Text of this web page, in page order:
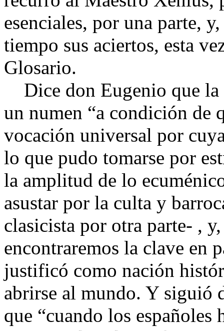
esenciales, por una parte,
tiempo sus aciertos, esta
Glosario.
Dice don Eugenio que la
un numen “a condición de
vocación universal por
lo que pudo tomarse por
la amplitud de lo
asustar por la culta y
clasicista por otra parte- ,
encontraremos la clave en
justificó como nación
abrirse al mundo. Y siguió
que “cuando los